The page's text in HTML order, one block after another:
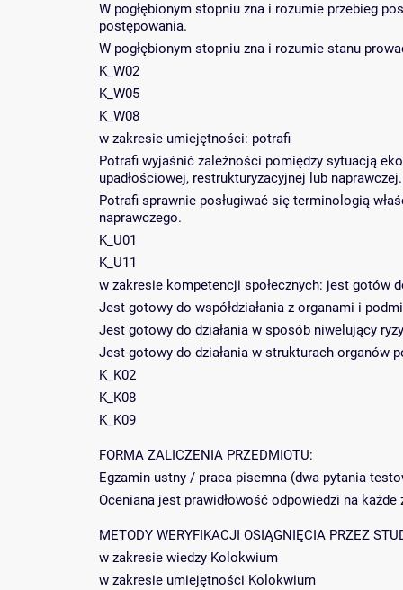
W pogłębionym stopniu zna i rozumie przebieg
postępowania.
W pogłębionym stopniu zna i rozumie stanu
K_W02
K_W05
K_W08
w zakresie umiejętności: potrafi
Potrafi wyjaśnić zależności pomiędzy sytuacją
upadłościowej, restrukturyzacyjnej lub naprawczej.
Potrafi sprawnie posługiwać się terminologią
naprawczego.
K_U01
K_U11
w zakresie kompetencji społecznych: jest gotów
Jest gotowy do współdziałania z organami i
Jest gotowy do działania w sposób niwelujący
Jest gotowy do działania w strukturach organów
K_K02
K_K08
K_K09
FORMA ZALICZENIA PRZEDMIOTU:
Egzamin ustny / praca pisemna (dwa pytania
Oceniana jest prawidłowość odpowiedzi na każde
METODY WERYFIKACJI OSIĄGNIĘCIA PRZEZ
w zakresie wiedzy Kolokwium
w zakresie umiejętności Kolokwium